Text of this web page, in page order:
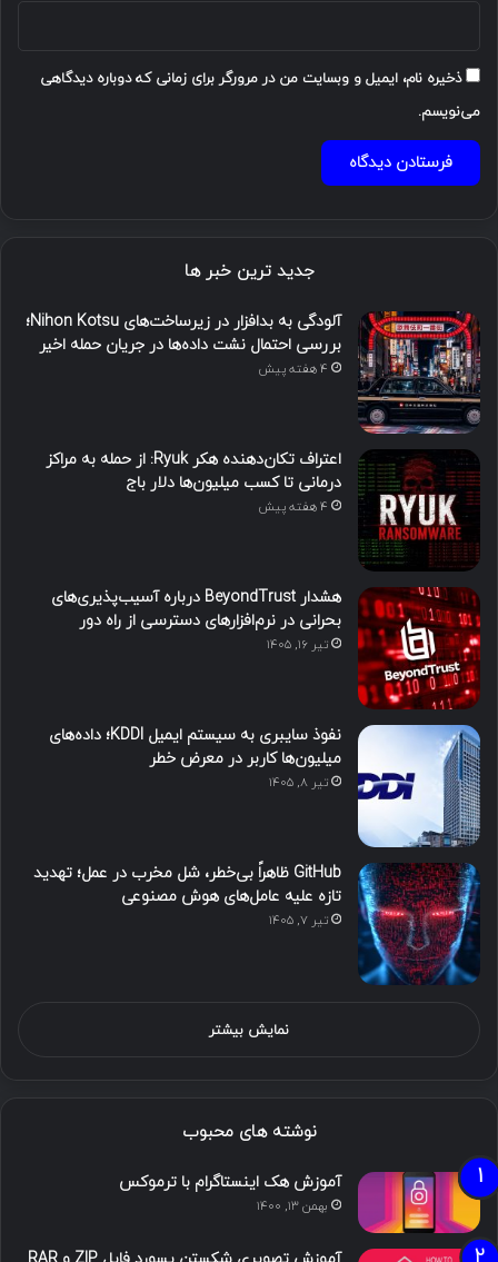
ذخیره نام، ایمیل و وبسایت من در مرورگر برای زمانی که دوباره دیدگاهی
می‌نویسم.
جدید ترین خبر ها
آلودگی به بدافزار در زیرساخت‌های Nihon Kotsu؛
بررسی احتمال نشت داده‌ها در جریان حمله اخیر
4 هفته پیش
اعتراف تکان‌دهنده هکر Ryuk: از حمله به مراکز
درمانی تا کسب میلیون‌ها دلار باج
4 هفته پیش
هشدار BeyondTrust درباره آسیب‌پذیری‌های
بحرانی در نرم‌افزارهای دسترسی از راه دور
تیر ۱۶, ۱۴۰۵
نفوذ سایبری به سیستم ایمیل KDDI؛ داده‌های
میلیون‌ها کاربر در معرض خطر
تیر ۸, ۱۴۰۵
GitHub ظاهراً بی‌خطر، شل مخرب در عمل؛ تهدید
تازه علیه عامل‌های هوش مصنوعی
تیر ۷, ۱۴۰۵
نمایش بیشتر
نوشته های محبوب
آموزش هک اینستاگرام با ترموکس
بهمن ۱۳, ۱۴۰۰